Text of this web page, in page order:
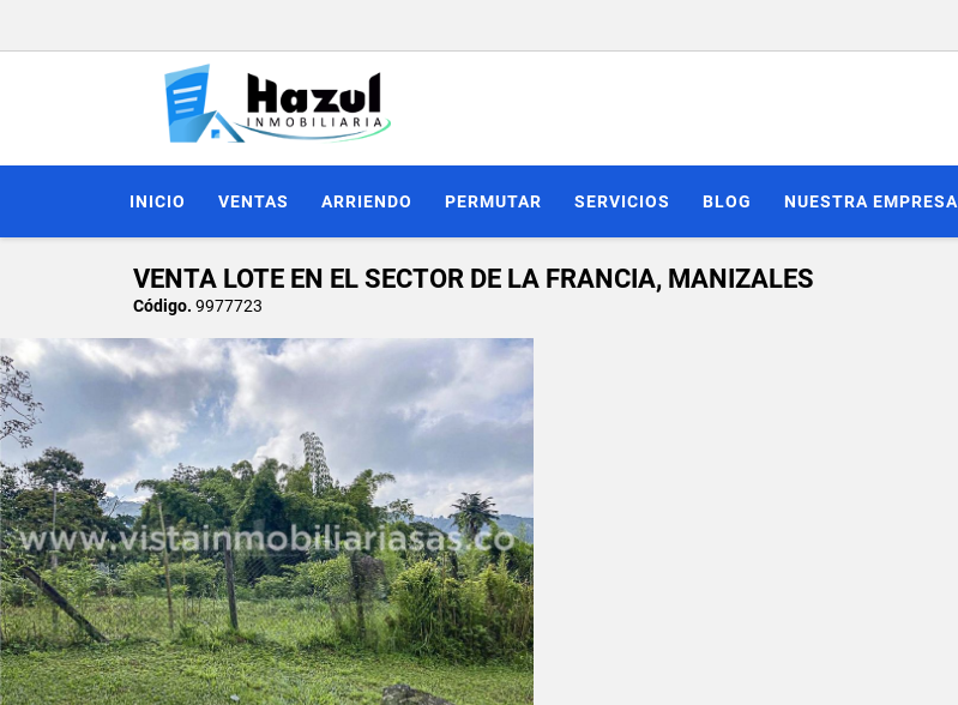
INICIO VENTAS ARRIENDO PERMUTAR SERVICIOS BLOG NUESTRA EMPRESA
VENTA LOTE EN EL SECTOR DE LA FRANCIA, MANIZALES
Código. 9977723